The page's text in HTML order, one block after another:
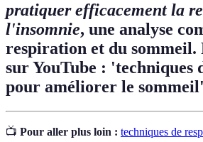
pratiquer efficacement la
l'insomnie, une analyse
respiration et du sommeil.
sur YouTube : 'techniques
pour améliorer le
📺 Pour aller plus loin : techniques de